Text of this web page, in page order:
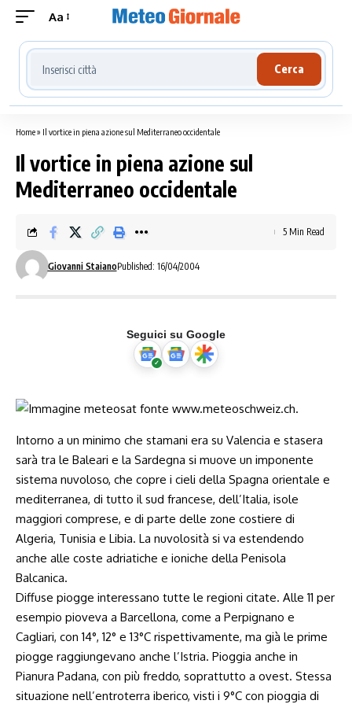
Aa
Cerca località meteo
Cerca
Home» Il vortice in piena azione sul Mediterraneo occidentale
Il vortice in piena azione sul
Mediterraneo occidentale
Giovanni StaianoPublished: 16/04/2004
5 Min Read
Seguici su Google
Intorno a un minimo che stamani era su Valencia e stasera
sarà tra le Baleari e la Sardegna si muove un imponente
sistema nuvoloso, che copre i cieli della Spagna orientale e
mediterranea, di tutto il sud francese, dell’Italia, isole
maggiori comprese, e di parte delle zone costiere di
Algeria, Tunisia e Libia. La nuvolosità si va estendendo
anche alle coste adriatiche e ioniche della Penisola
Balcanica.
Diffuse piogge interessano tutte le regioni citate. Alle 11 per
esempio pioveva a Barcellona, come a Perpignano e
Cagliari, con 14°, 12° e 13°C rispettivamente, ma già le prime
piogge raggiungevano anche l’Istria. Pioggia anche in
Pianura Padana, con più freddo, soprattutto a ovest. Stessa
situazione nell’entroterra iberico, visti i 9°C con pioggia di